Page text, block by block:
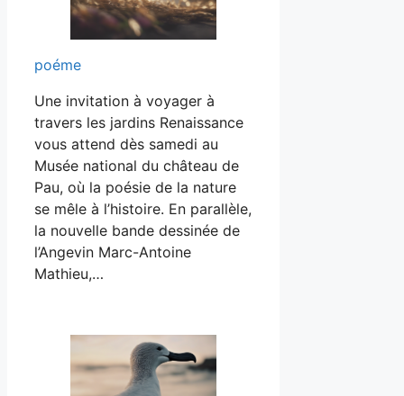
poéme
Une invitation à voyager à
travers les jardins Renaissance
vous attend dès samedi au
Musée national du château de
Pau, où la poésie de la nature
se mêle à l’histoire. En parallèle,
la nouvelle bande dessinée de
l’Angevin Marc-Antoine
Mathieu,…